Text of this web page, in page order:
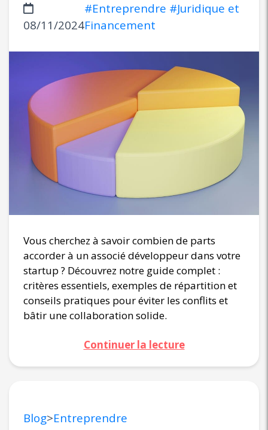
08/11/2024
#Entreprendre #Juridique et
Financement
Vous cherchez à savoir combien de parts
accorder à un associé développeur dans votre
startup ? Découvrez notre guide complet :
critères essentiels, exemples de répartition et
conseils pratiques pour éviter les conflits et
bâtir une collaboration solide.
Continuer la lecture
Blog>Entreprendre